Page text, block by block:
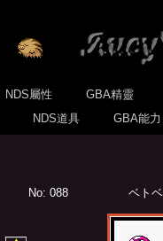
NDS屬性
GBA精靈
NDS道具 GBA能
No: 088 ベト